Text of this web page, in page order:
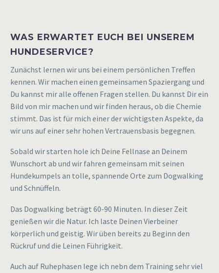
WAS ERWARTET EUCH BEI UNSEREM
HUNDESERVICE?
Zunächst lernen wir uns bei einem persönlichen Treffen
kennen. Wir machen einen gemeinsamen Spaziergang und
Du kannst mir alle offenen Fragen stellen. Du kannst Dir ein
Bild von mir machen und wir finden heraus, ob die Chemie
stimmt. Das ist für mich einer der wichtigsten Aspekte, da
wir uns auf einer sehr hohen Vertrauensbasis begegnen.
Sobald wir starten hole ich Deine Fellnase an Deinem
Wunschort ab und wir fahren gemeinsam mit seinen
Hundekumpels an tolle, spannende Orte zum Dogwalking
und Schnüffeln.
Das Dogwalking beträgt 60-90 Minuten. In dieser Zeit
genießen wir die Natur. Ich laste Deinen Vierbeiner
körperlich und geistig. Wir üben bereits zu Beginn den
Rückruf und die Leinen Führigkeit.
Auch auf Ruhephasen lege ich nebn dem Training sehr viel